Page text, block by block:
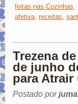
feitas nas Cozinhas
afetiva, receitas,
Trezena
de junho
para Atrair
Postado por